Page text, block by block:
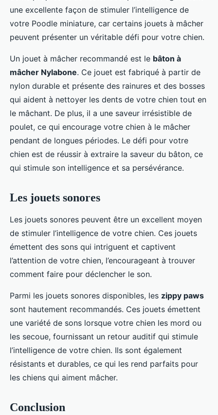
une excellente façon de stimuler l’intelligence de
votre Poodle miniature, car certains jouets à mâcher
peuvent présenter un véritable défi pour votre chien.
Un jouet à mâcher recommandé est le bâton à
mâcher Nylabone. Ce jouet est fabriqué à partir de
nylon durable et présente des rainures et des bosses
qui aident à nettoyer les dents de votre chien tout en
le mâchant. De plus, il a une saveur irrésistible de
poulet, ce qui encourage votre chien à le mâcher
pendant de longues périodes. Le défi pour votre
chien est de réussir à extraire la saveur du bâton, ce
qui stimule son intelligence et sa persévérance.
Les jouets sonores
Les jouets sonores peuvent être un excellent moyen
de stimuler l’intelligence de votre chien. Ces jouets
émettent des sons qui intriguent et captivent
l’attention de votre chien, l’encourageant à trouver
comment faire pour déclencher le son.
Parmi les jouets sonores disponibles, les zippy paws
sont hautement recommandés. Ces jouets émettent
une variété de sons lorsque votre chien les mord ou
les secoue, fournissant un retour auditif qui stimule
l’intelligence de votre chien. Ils sont également
résistants et durables, ce qui les rend parfaits pour
les chiens qui aiment mâcher.
Conclusion